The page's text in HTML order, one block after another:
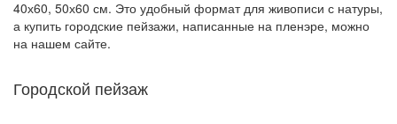
40х60, 50х60 см. Это удобный формат для живописи с натуры,
а купить городские пейзажи, написанные на пленэре, можно
на нашем сайте.
Городской пейзаж